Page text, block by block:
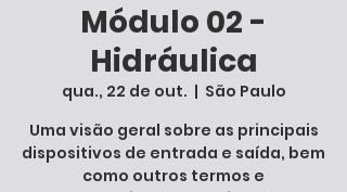
Módulo 02 -
Hidráulica
qua., 22 de out.
  |
São Paulo
Uma visão geral sobre as principais
dispositivos de entrada e saída, bem
como outros termos e